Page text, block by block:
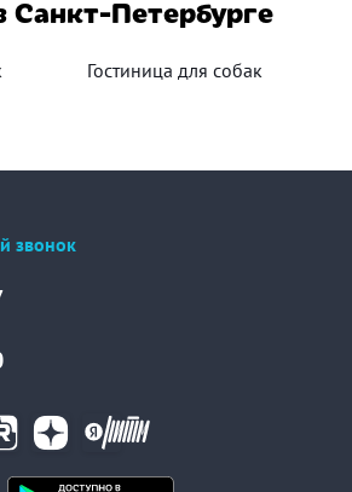
Санкт-Петербурге
Гостиница для собак
звонок